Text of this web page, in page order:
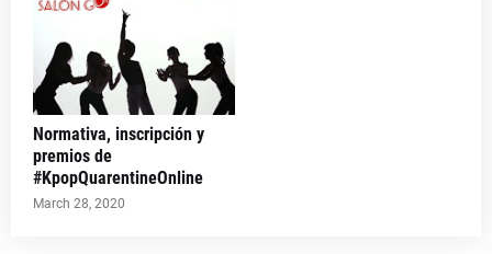
Normativa, inscripción y
premios de
#KpopQuarentineOnline
March 28, 2020